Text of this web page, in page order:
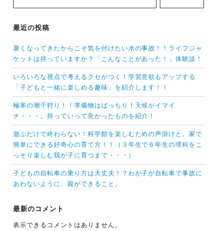
最近の投稿
暑くなってきたからこそ気を付けたい水の事故！！ライフジャ
ケットは持っていますか？「こんなことがあった！」体験談！
いろいろな視点で考えるクセがつく！学習意欲もアップする
「子どもと一緒に楽しめる趣味」を紹介します！！
極寒の潮干狩り！！準備物はばっちり！天候がイマイ
チ・・・。持っていって良かったものを紹介！
遊ぶだけで終わらない！科学館を楽しむための声掛けと、家で
簡単にできる好奇心の育て方！！（３年生で６年生の理科をこ
っそり楽しむ我が子に育つまで・・・）
子どもの自転車の乗り方は大丈夫！？わが子が自転車で事故に
あわないように、親ができること。
最新のコメント
表示できるコメントはありません。